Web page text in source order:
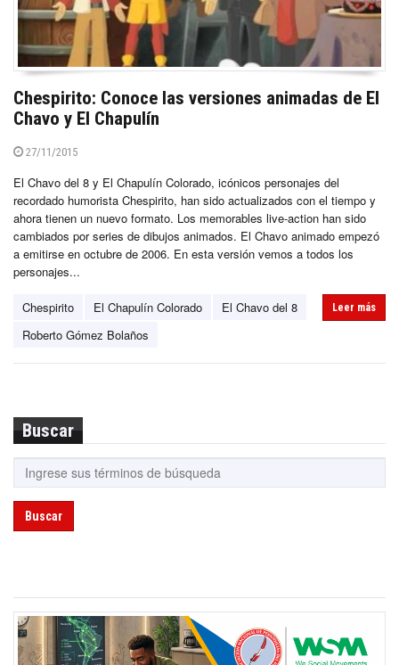
Chespirito: Conoce las versiones animadas de El
Chavo y El Chapulín
27/11/2015
El Chavo del 8 y El Chapulín Colorado, icónicos personajes del
recordado humorista Chespirito, han sido actualizados con el tiempo y
ahora tienen un nuevo formato. Los memorables live-action han sido
cambiados por series de dibujos animados. El Chavo animado empezó
a emitirse en octubre de 2006. En esta versión vemos a todos los
personajes...
Chespirito El Chapulín Colorado
El Chavo del 8
Roberto Gómez Bolaños
Leer más
Buscar
Buscar